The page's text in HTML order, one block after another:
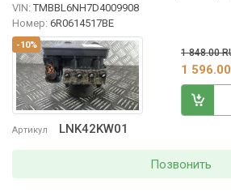
-10%
Артикул LNK42KW01
VIN: TMBBL6NH7D4009908
Номер: 6R0614517BE
1 848.00
1
Позвонить